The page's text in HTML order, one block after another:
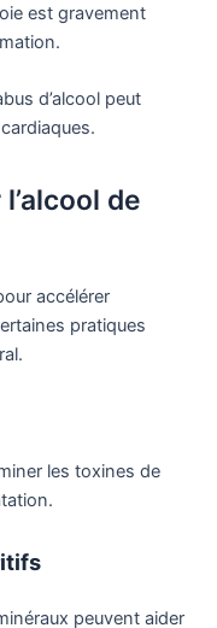
est gravement
d’alcool peut
de
accélérer
pratiques
les toxines de
peuvent aider